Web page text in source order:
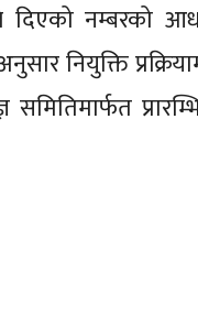
दिएको नम्बरको
नियुक्ति
समितिमार्फत